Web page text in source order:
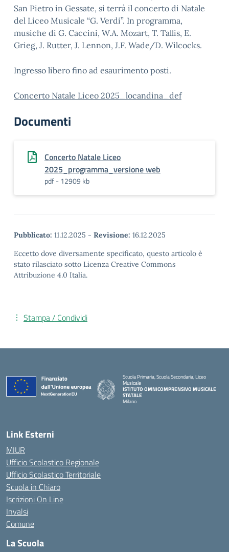
San Pietro in Gessate, si terrà il concerto di Natale
del Liceo Musicale “G. Verdi”. In programma,
musiche di G. Caccini, W.A. Mozart, T. Tallis, E.
Grieg, J. Rutter, J. Lennon, J.F. Wade/D. Wilcocks.
Ingresso libero fino ad esaurimento posti.
Concerto Natale Liceo 2025_locandina_def
Documenti
Concerto Natale Liceo
2025_programma_versione web
pdf - 12909 kb
Pubblicato: 11.12.2025 - Revisione: 16.12.2025
Eccetto dove diversamente specificato, questo articolo è
stato rilasciato sotto Licenza Creative Commons
Attribuzione 4.0 Italia.
Stampa / Condividi
Scuola Primaria, Scuola Secondaria, Liceo
Musicale
ISTITUTO OMNICOMPRENSIVO MUSICALE
STATALE
Milano
Link Esterni
MIUR
Ufficio Scolastico Regionale
Ufficio Scolastico Territoriale
Scuola in Chiaro
Iscrizioni On Line
Invalsi
Comune
La Scuola